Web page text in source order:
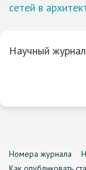
сетей в
Научный
Номера журнала